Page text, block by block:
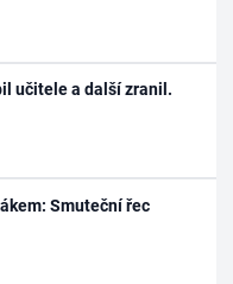
učitele a další zranil.
Smuteční řec